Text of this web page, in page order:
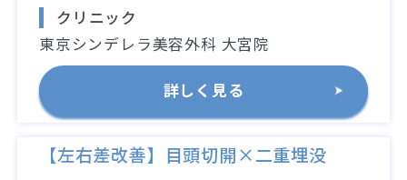
クリニック
東京シンデレラ美容外科 大宮院
詳しく見る
【左右差改善】目頭切開×二重埋没